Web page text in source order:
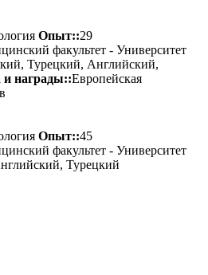
Опыт::29
факультет - Университет
Турецкий, Английский,
и награды::Европейская
Опыт::45
факультет - Университет
Турецкий